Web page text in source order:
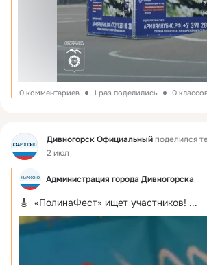
0 комментариев 1 раз поделились 0
Фид Дивногорск Официальныйподелился
2 июл
Администрация города Дивногорска
🎸  «ПолинаФест» ищет участников! ...